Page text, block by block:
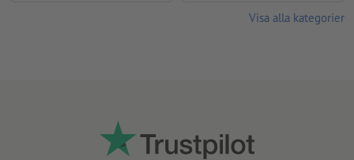
Visa alla kategorier